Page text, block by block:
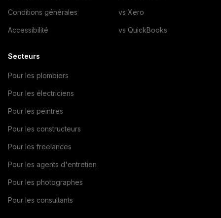
Conditions générales
Accessibilité
vs Xero
vs QuickBooks
Secteurs
Pour les plombiers
Pour les électriciens
Pour les peintres
Pour les constructeurs
Pour les freelances
Pour les agents d'entretien
Pour les photographes
Pour les consultants